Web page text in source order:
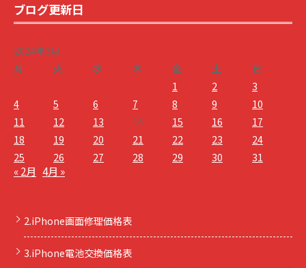
ブログ更新日
2024年3月
月
火 水 木 金 土
日
1
2
3
4
5 6 7 8 9
10
11
12 13 14 15 16
17
18
19 20 21 22 23
24
25
26 27 28 29 30 31
« 2月 4月 »
2.iPhone画面修理価格表
3.iPhone電池交換価格表